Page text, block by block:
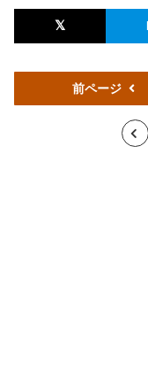
前ページ
<